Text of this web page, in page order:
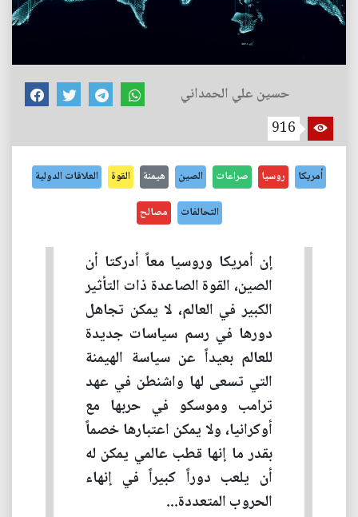
حسين علي الحمداني
916
أمريكا روسيا صراعات الصين هيمنة القوة العلاقات الدولية
التحالفات مصالح
إن أمريكا وروسيا معاً أدركتا أن
الصين، القوة الصاعدة ذات التأثير
الكبير في العالم، لا يمكن تجاهل
دورها في رسم سياسات جديدة
للعالم بعيداً عن سياسة الهيمنة
التي تسعى لها واشنطن في عهد
ترامب وموسكو في حربها مع
أوكرانيا، ولا يمكن اعتبارها خصماً
بقدر ما إنها قطب عالمي يمكن له
أن يلعب دوراً كبيراً في إنهاء
الحروب المتعددة...